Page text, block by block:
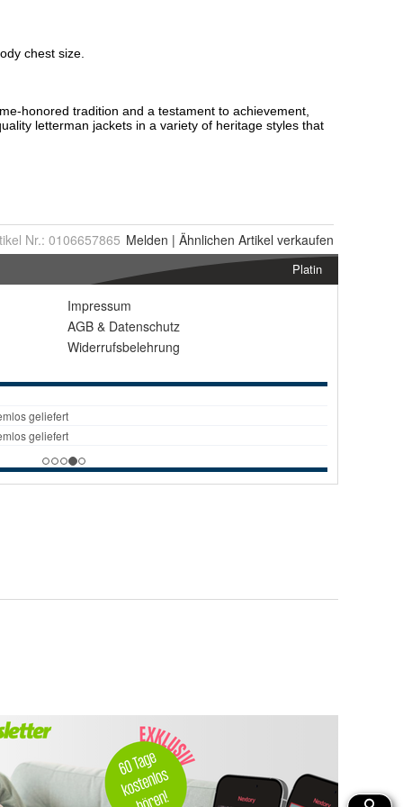
Nr.: 0106657865 Melden | Ähnlichen Artikel verkaufen
Platin
Impressum
AGB & Datenschutz
Widerrufsbelehrung